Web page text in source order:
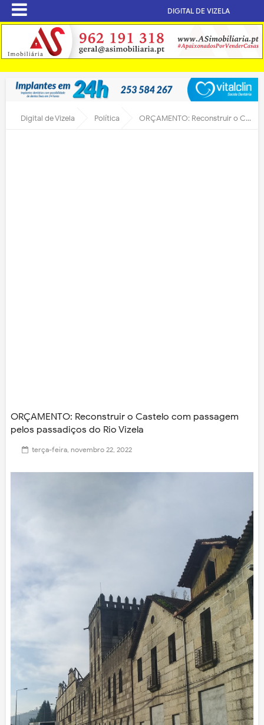
DIGITAL DE VIZELA
Digital de Vizela Política ORÇAMENTO: Reconstruir o Castelo com passagem pelos passadiços do Rio Vizela
ORÇAMENTO: Reconstruir o Castelo com passagem
pelos passadiços do Rio Vizela
terça-feira, novembro 22, 2022